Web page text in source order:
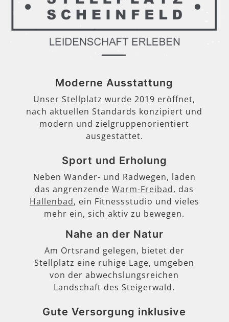
Moderne Ausstattung
Unser Stellplatz wurde 2019 eröffnet,
nach aktuellen Standards konzipiert und
modern und zielgruppenorientiert
ausgestattet.
Sport und Erholung
Neben Wander- und Radwegen, laden
das angrenzendeWarm-Freibad, das
Hallenbad, ein Fitnessstudio und vieles
mehr ein, sich aktiv zu bewegen.
Nahe an der Natur
Am Ortsrand gelegen, bietet der
Stellplatz eine ruhige Lage, umgeben
von der abwechslungsreichen
Landschaft des Steigerwald.
Gute Versorgung inklusive